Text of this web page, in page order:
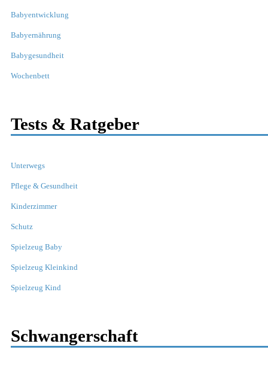
Babyentwicklung
Babyernährung
Babygesundheit
Wochenbett
Tests & Ratgeber
Unterwegs
Pflege & Gesundheit
Kinderzimmer
Schutz
Spielzeug Baby
Spielzeug Kleinkind
Spielzeug Kind
Schwangerschaft